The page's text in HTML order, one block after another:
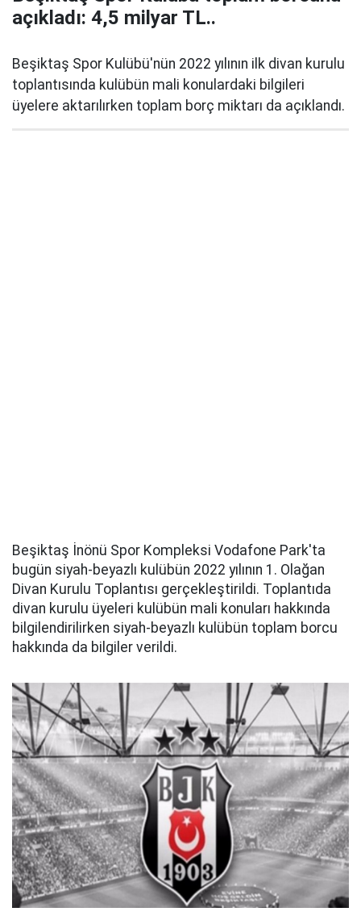
açıkladı: 4,5 milyar TL..
Beşiktaş Spor Kulübü'nün 2022 yılının ilk divan kurulu
toplantısında kulübün mali konulardaki bilgileri
üyelere aktarılırken toplam borç miktarı da açıklandı.
Beşiktaş İnönü Spor Kompleksi Vodafone Park'ta
bugün siyah-beyazlı kulübün 2022 yılının 1. Olağan
Divan Kurulu Toplantısı gerçekleştirildi. Toplantıda
divan kurulu üyeleri kulübün mali konuları hakkında
bilgilendirilirken siyah-beyazlı kulübün toplam borcu
hakkında da bilgiler verildi.